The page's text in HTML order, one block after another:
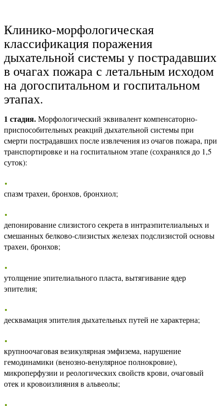
Клинико-морфологическая
классификация поражения
дыхательной системы у пострадавших
в очагах пожара с летальным исходом
на догоспитальном и госпитальном
этапах.
1 стадия.Морфологический эквивалент компенсаторно-
приспособительных реакций дыхательной системы при
смерти пострадавших после извлечения из очагов пожара, при
транспортировке и на госпитальном этапе (сохранялся до 1,5
суток):
спазм трахеи, бронхов, бронхиол;
депонирование слизистого секрета в интраэпителиальных и
смешанных белково-слизистых железах подслизистой основы
трахеи, бронхов;
утолщение эпителиального пласта, вытягивание ядер
эпителия;
десквамация эпителия дыхательных путей не характерна;
крупноочаговая везикулярная эмфизема, нарушение
гемодинамики (венозно-венулярное полнокровие),
микроперфузии и реологических свойств крови, очаговый
отек и кровоизлияния в альвеолы;